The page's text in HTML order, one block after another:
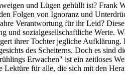
und Lügen gehüllt ist?
Folgen von Ignoranz und
Verantwortung für ihr Leid?
und sozialgesellschaftliche Werte.
ihrer Tochter jegliche
des Scheiterns. Doch es sind
Erwachen" ist ein zeitloses
für alle, die sich mit den